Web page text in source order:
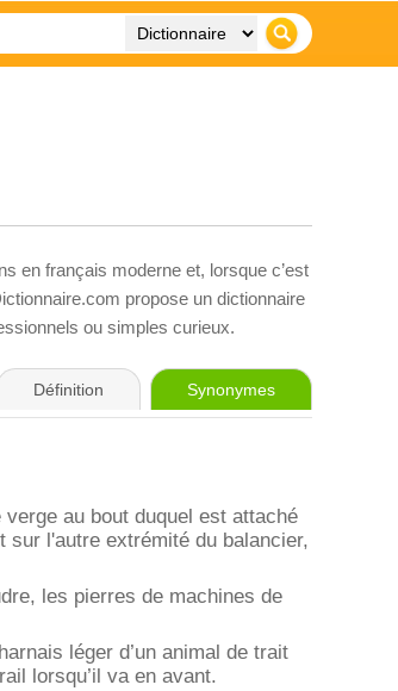
en français moderne et, lorsque c’est
propose un dictionnaire
ou simples curieux.
Définition Synonymes
au bout duquel est attaché
sur l'autre extrémité du balancier,
les pierres de machines de
léger d’un animal de trait
lorsqu’il va en avant.